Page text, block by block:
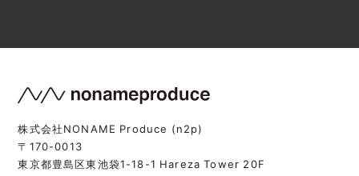
株式会社NONAME Produce (n2p)
〒170-0013
東京都豊島区東池袋1-18-1 Hareza Tower 20F